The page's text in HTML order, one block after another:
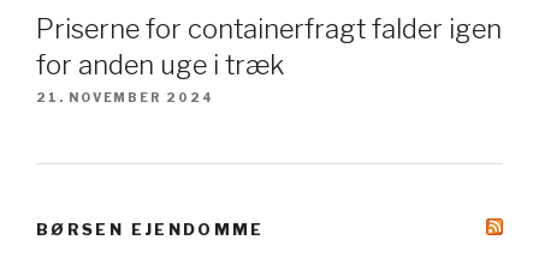
Priserne for containerfragt falder igen
for anden uge i træk
21. NOVEMBER 2024
BØRSEN EJENDOMME